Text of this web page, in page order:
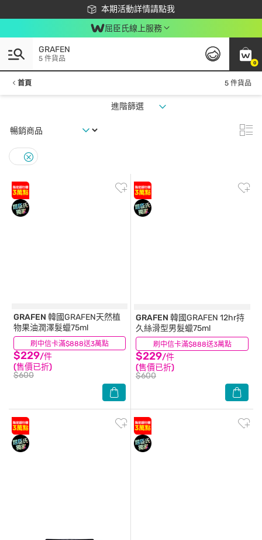
本期活動詳情請點我
下載app最高回饋$350
屈臣氏線上服務
0
GRAFEN
5 件貨品
首頁 5 件貨品
進階篩選
刷中信卡滿$888送3萬點
GRAFEN 韓國GRAFEN天然植
物果油潤澤髮蠟75ml
$229/件
(售價已折)
$600
(4) 刷中信卡滿$888送3萬點
GRAFEN 韓國GRAFEN 12hr持
久絲滑型男髮蠟75ml
$229/件
(售價已折)
$600
(3)